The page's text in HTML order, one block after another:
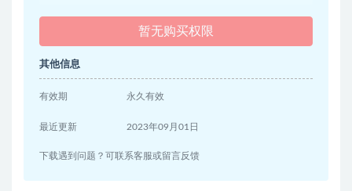
暂无购买权限
其他信息
有效期 永久有效
最近更新 2023年09月01日
下载遇到问题？可联系客服或留言反馈